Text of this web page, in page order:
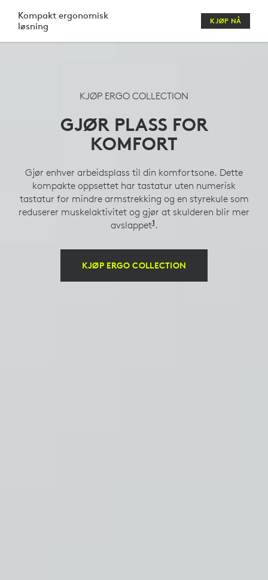
LOGITECH
COMFORT-
TASTATUR,
HODESETT
WEBKAMERA
Kompakt ergonomisk
løsning
KJØP NÅ
KJØP ERGO COLLECTION
GJØR PLASS FOR
KOMFORT
Gjør enhver arbeidsplass til din komfortsone. Dette
kompakte oppsettet har tastatur uten numerisk
tastatur for mindre armstrekking og en styrekule som
reduserer muskelaktivitet og gjør at skulderen blir mer
avslappet1Sammenlignet med en
.
KJØP ERGO COLLECTION